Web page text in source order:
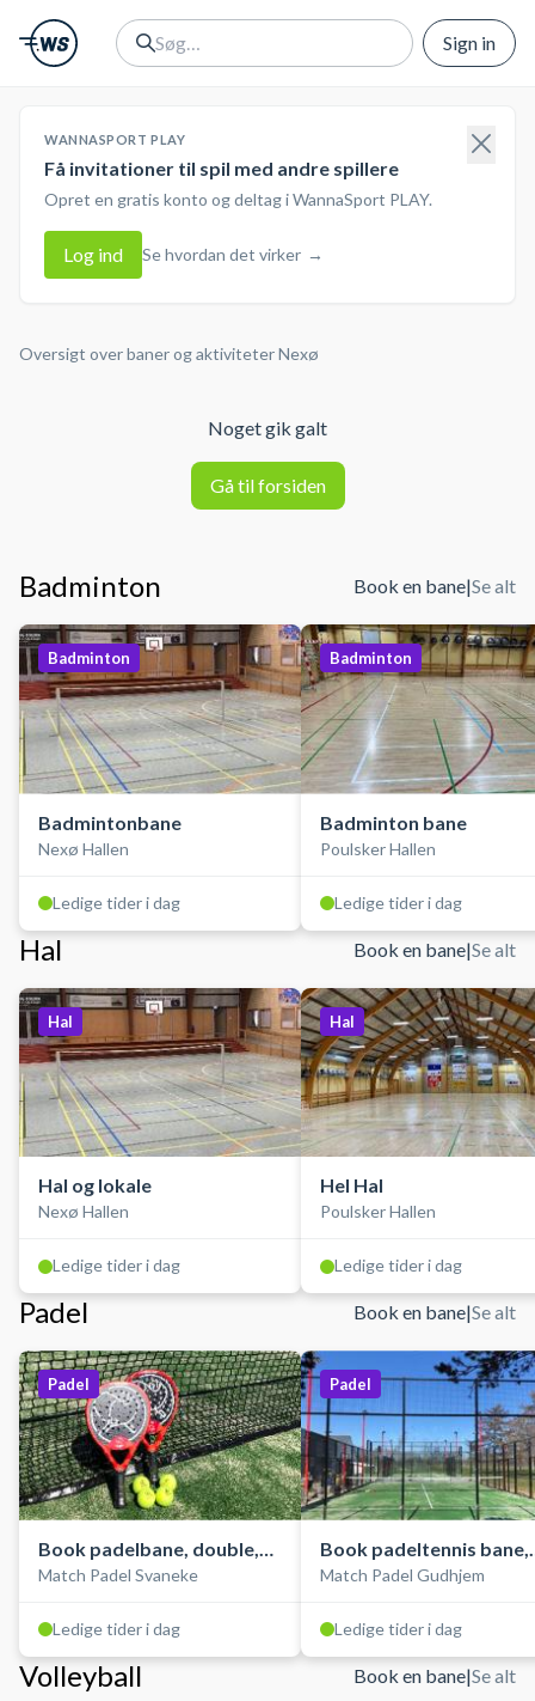
Sign in
WANNASPORT PLAY
Få invitationer til spil med andre spillere
Opret en gratis konto og deltag i WannaSport PLAY.
Log ind Se hvordan det virker →
Oversigt over baner og aktiviteterNexø
Noget gik galt
Gå til forsiden
Badminton Book en bane|Se alt
Badminton
Badmintonbane
Nexø Hallen
Ledige tider i dag
Badminton
Badminton bane
Poulsker Hallen
Ledige tider i dag
Hal Book en bane|Se alt
Hal
Hal og lokale
Nexø Hallen
Ledige tider i dag
Hal
Hel Hal
Poulsker Hallen
Ledige tider i dag
Padel Book en bane|Se alt
Padel
Book padelbane, double,
udendørs
Match Padel Svaneke
Ledige tider i dag
Padel
Book padeltennis bane,
double, udendørs
Match Padel Gudhjem
Ledige tider i dag
Volleyball Book en bane|Se alt